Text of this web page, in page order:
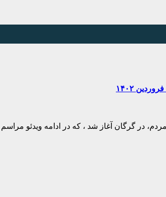
در گرگان آغاز شد ، که در ادامه ویدئو